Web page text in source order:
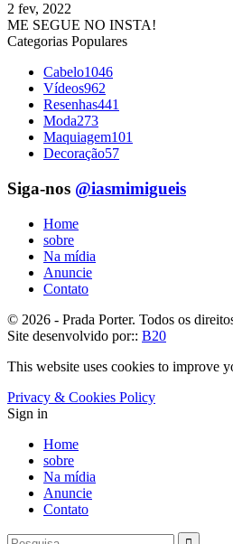
2 fev, 2022
ME SEGUE NO INSTA!
Categorias Populares
Cabelo1046
Vídeos962
Resenhas441
Moda273
Maquiagem101
Decoração57
Siga-nos @iasmimigueis
Home
sobre
Na mídia
Anuncie
Contato
© 2026 - Prada Porter. Todos os
Site desenvolvido por:: B20
This website uses cookies to improve
Privacy & Cookies Policy
Sign in
Home
sobre
Na mídia
Anuncie
Contato